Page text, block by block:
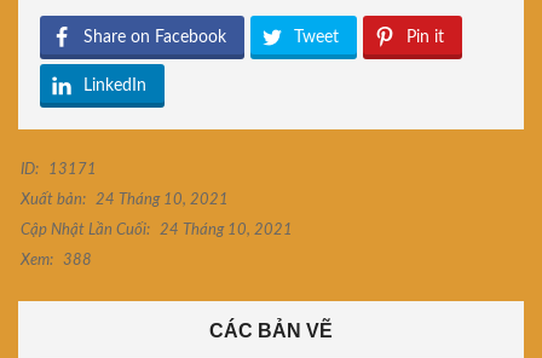
Share on Facebook Tweet Pin it
LinkedIn
ID:
13171
Xuất bản:
24 Tháng 10, 2021
Cập Nhật Lần Cuối:
24 Tháng 10, 2021
Xem:
388
CÁC BẢN VẼ